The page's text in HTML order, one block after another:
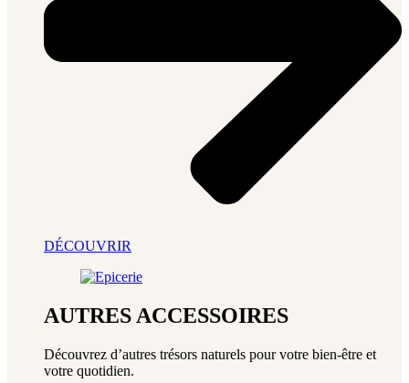
DÉCOUVRIR
AUTRES ACCESSOIRES
Découvrez d’autres trésors naturels pour votre bien-être et
votre quotidien.